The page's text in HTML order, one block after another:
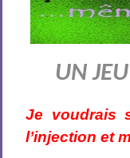
UN
Je voudrais
l’injection et